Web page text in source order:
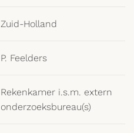
Zuid-Holland
P. Feelders
Rekenkamer i.s.m. extern
onderzoeksbureau(s)